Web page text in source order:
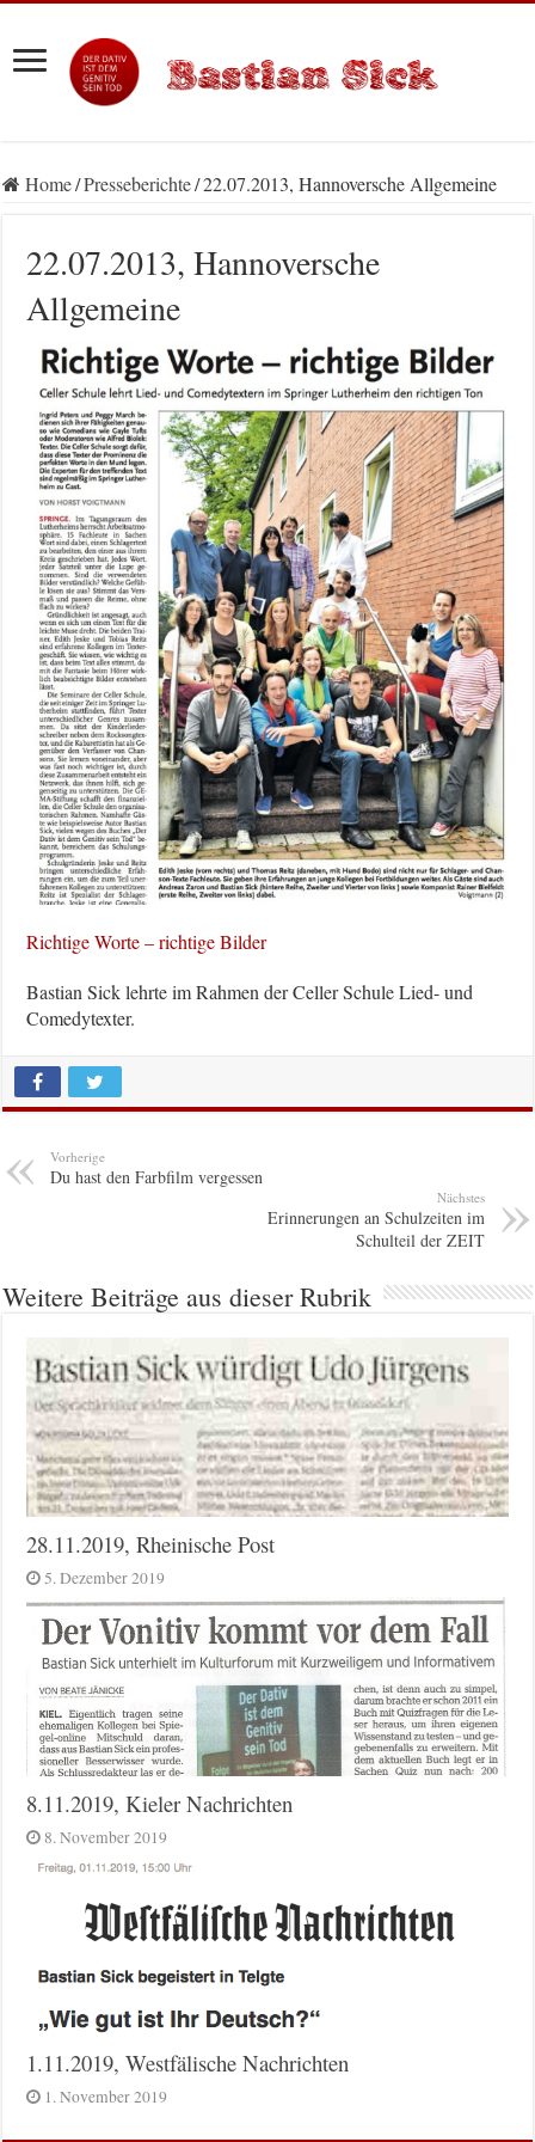
Home/Presseberichte/22.07.2013, Hannoversche Allgemeine
22.07.2013, Hannoversche
Allgemeine
Richtige Worte – richtige Bilder
Bastian Sick lehrte im Rahmen der Celler Schule Lied- und
Comedytexter.
Vorherige
Du hast den Farbfilm vergessen
Nächstes
Erinnerungen an Schulzeiten im
Schulteil der ZEIT
Weitere Beiträge aus dieser Rubrik
28.11.2019, Rheinische Post
5. Dezember 2019
8.11.2019, Kieler Nachrichten
8. November 2019
1.11.2019, Westfälische Nachrichten
1. November 2019